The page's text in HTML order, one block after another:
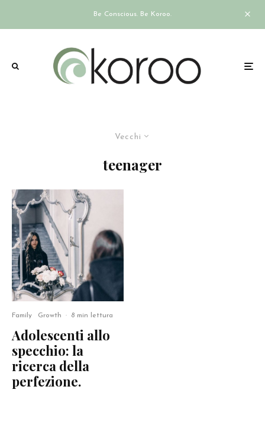
Be Conscious. Be Koroo.
Vecchi
teenager
Family Growth · 8 min lettura
Adolescenti allo
specchio: la
ricerca della
perfezione.